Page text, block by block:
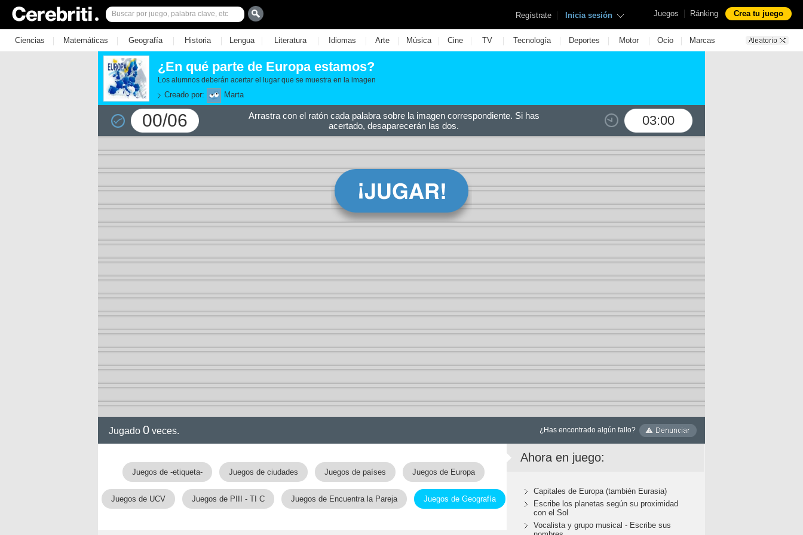
Juegos | Ránking Crea tu juego
Regístrate | Inicia sesión
Ciencias | Matemáticas | Geografía | Historia | Lengua | Literatura | Idiomas | Arte | Música | Cine | TV | Tecnología | Deportes | Motor | Ocio | Marcas
¿En qué parte de Europa estamos?
Los alumnos deberán acertar el lugar que se muestra en la imagen
Creado por: Marta
00/06 03:00
Arrastra con el ratón cada palabra sobre la imagen correspondiente. Si has
acertado, desaparecerán las dos.
Jugado 0 veces. ¿Has encontrado algún fallo?
Juegos de -etiqueta- Juegos de ciudades Juegos de países Juegos de Europa
Juegos de UCV Juegos de PIII - TI C Juegos de Encuentra la Pareja Juegos de Geografía
Ahora en juego:
Capitales de Europa (también Eurasia)
Escribe los planetas según su proximidad
con el Sol
Vocalista y grupo musical - Escribe sus